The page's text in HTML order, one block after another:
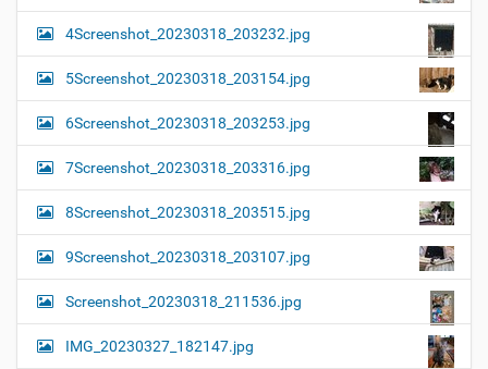
4Screenshot_20230318_203232.jpg
5Screenshot_20230318_203154.jpg
6Screenshot_20230318_203253.jpg
7Screenshot_20230318_203316.jpg
8Screenshot_20230318_203515.jpg
9Screenshot_20230318_203107.jpg
Screenshot_20230318_211536.jpg
IMG_20230327_182147.jpg